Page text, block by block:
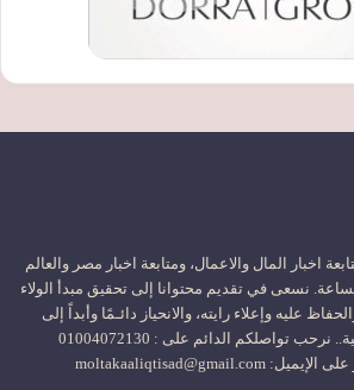
اخبار المال والاعمال، ومتابعة اخبار مصر والعالم
نسعى في تقديم محتوانا إلى تحقيق مبدأ الولاء
عليه وإعلاء رايته، والانحياز دائـمًا وأبداً إلى
المصداقية والشفافية.. نرحب تواصلكم الدائم على : 01004072130